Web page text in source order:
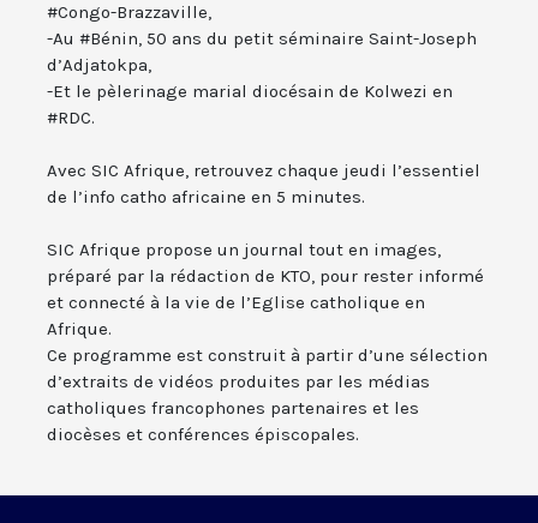
#Congo-Brazzaville,
-Au #Bénin, 50 ans du petit séminaire Saint-Joseph
d’Adjatokpa,
-Et le pèlerinage marial diocésain de Kolwezi en
#RDC.
Avec SIC Afrique, retrouvez chaque jeudi l’essentiel
de l’info catho africaine en 5 minutes.
SIC Afrique propose un journal tout en images,
préparé par la rédaction de KTO, pour rester informé
et connecté à la vie de l’Eglise catholique en
Afrique.
Ce programme est construit à partir d’une sélection
d’extraits de vidéos produites par les médias
catholiques francophones partenaires et les
diocèses et conférences épiscopales.